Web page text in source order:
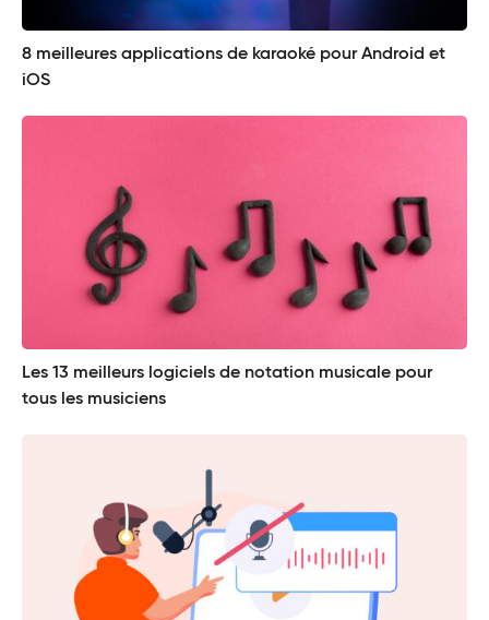
8 meilleures applications de karaoké pour Android et
iOS
Les 13 meilleurs logiciels de notation musicale pour
tous les musiciens